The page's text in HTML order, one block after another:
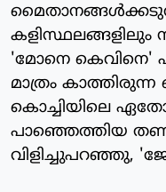
കളിസ്ഥലങ്ങളിലും
'മോനെ കെവിനെ'
മാത്രം കാത്തിരുന്ന
കൊച്ചിയിലെ
പാഞ്ഞെത്തിയ
വിളിച്ചുപറഞ്ഞു,